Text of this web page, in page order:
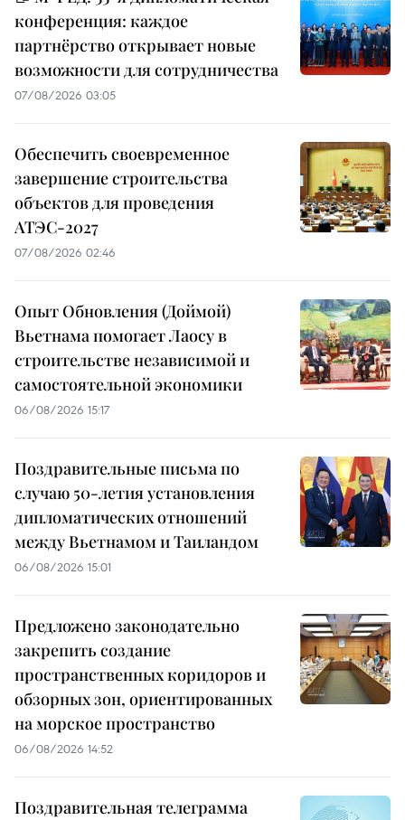
конференция: каждое
партнёрство открывает новые
возможности для сотрудничества
07/08/2026 03:05
Обеспечить своевременное
завершение строительства
объектов для проведения
АТЭС-2027
07/08/2026 02:46
Опыт Обновления (Доймой)
Вьетнама помогает Лаосу в
строительстве независимой и
самостоятельной экономики
06/08/2026 15:17
Поздравительные письма по
случаю 50-летия установления
дипломатических отношений
между Вьетнамом и Таиландом
06/08/2026 15:01
Предложено законодательно
закрепить создание
пространственных коридоров и
обзорных зон, ориентированных
на морское пространство
06/08/2026 14:52
Поздравительная телеграмма